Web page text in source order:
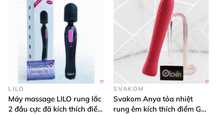
LILO
Máy massage LILO rung lắc
2 đầu cực đã kích thích điểm
SVAKOM
Svakom Anya tỏa nhiệt
rung êm kích thích điểm G